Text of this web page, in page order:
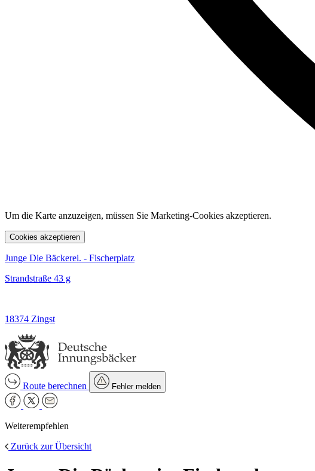
Um die Karte anzuzeigen, müssen Sie Marketing-Cookies akzeptieren.
Cookies akzeptieren
Junge Die Bäckerei. - Fischerplatz
Strandstraße 43 g
18374 Zingst
Route berechnen Fehler melden
Weiterempfehlen
Zurück zur Übersicht